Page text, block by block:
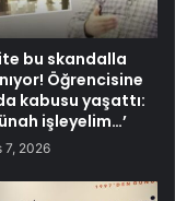
bu skandalla
Öğrencisine
kabusu yaşattı:
işleyelim…’
7, 2026